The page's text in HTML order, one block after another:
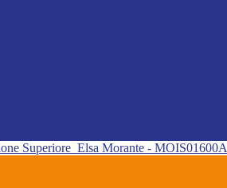
Superiore Elsa Morante - MOIS01600A